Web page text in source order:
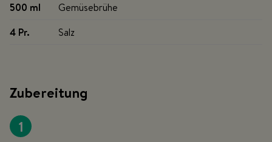
500 ml
Gemüsebrühe
4 Pr. Salz
Zubereitung
1